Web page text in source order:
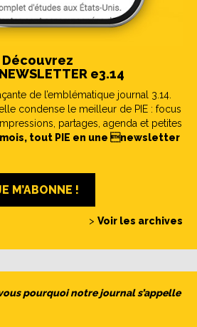
Découvrez
e3.14
de l’emblématique journal 3.14.
condense le meilleur de PIE : focus
partages, agenda et petites
mois, tout PIE en une newsletter
M’ABONNE !
> Voir les archives
pourquoi notre journal s’appelle